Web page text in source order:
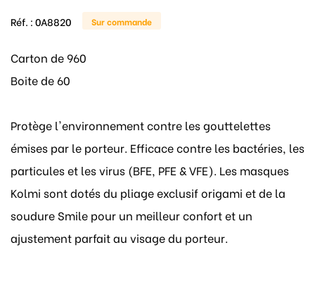
Réf. :0A8820 Sur commande
Carton de 960
Boite de 60
Protège l'environnement contre les gouttelettes
émises par le porteur. Efficace contre les bactéries, les
particules et les virus (BFE, PFE & VFE). Les masques
Kolmi sont dotés du pliage exclusif origami et de la
soudure Smile pour un meilleur confort et un
ajustement parfait au visage du porteur.